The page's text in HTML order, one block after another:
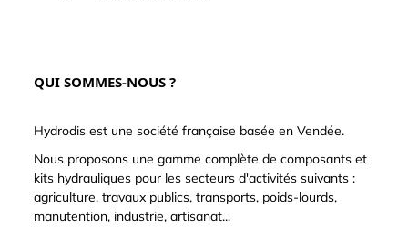
QUI SOMMES-NOUS ?
Hydrodis est une société française basée en Vendée.
Nous proposons une gamme complète de composants et
kits hydrauliques pour les secteurs d'activités suivants :
agriculture, travaux publics, transports, poids-lourds,
manutention, industrie, artisanat...